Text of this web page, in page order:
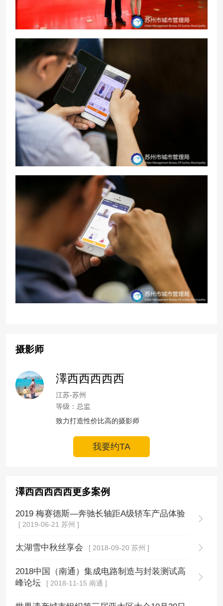
摄影师
澤西西西西西
江苏-苏州
等级：总监
致力打造性价比高的摄影师
我要约TA
澤西西西西西更多案例
2019 梅赛德斯—奔驰长轴距A级轿车产品体验
[ 2019-06-21 苏州 ]
太湖雪中秋丝享会 [ 2018-09-20 苏州 ]
2018中国（南通）集成电路制造与封装测试高
峰论坛
[ 2018-11-15 南通 ]